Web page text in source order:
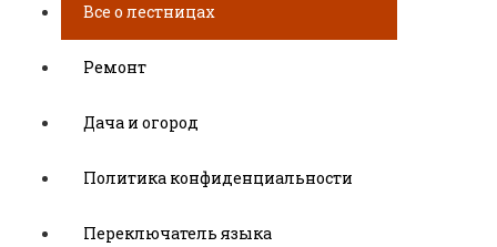
Все о лестницах
Ремонт
Дача и огород
Политика конфиденциальности
Переключатель языка